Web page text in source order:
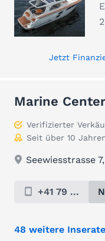
Jetzt
Marine
Verifizierter
Seit über 10
Seewiesstrasse
+41 79 ...
48 weitere Inserate